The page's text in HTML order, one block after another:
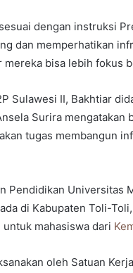
dengan instruksi
dan memperhatikan
mereka bisa lebih fokus
Sulawesi II, Bakhtiar
Surira
tugas membangun
Pendidikan Universitas
di Kabupaten Toli-
mahasiswa dari
oleh Satuan